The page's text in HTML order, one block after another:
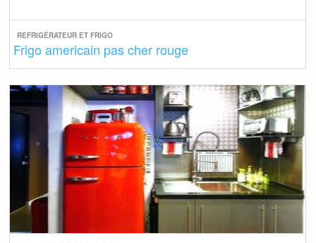
REFRIGÉRATEUR ET FRIGO
Frigo americain pas cher rouge